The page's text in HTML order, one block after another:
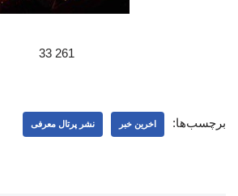
261 33
برچسب‌ها: اخرین خبر نشر پرتال معرفی